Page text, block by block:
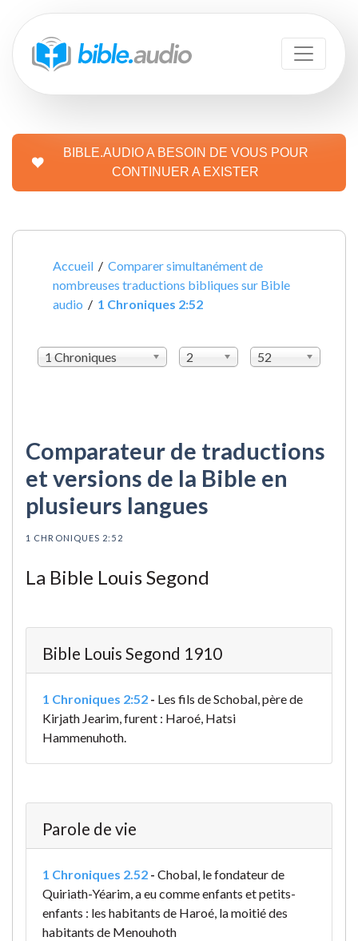
BIBLE.AUDIO A BESOIN DE VOUS POUR
CONTINUER A EXISTER
Accueil /Comparer simultanément de
nombreuses traductions bibliques sur Bible
audio / 1 Chroniques 2:52
1 Chroniques 2 52
Comparateur de traductions
et versions de la Bible en
plusieurs langues
1 CHRONIQUES 2:52
La Bible Louis Segond
Bible Louis Segond 1910
1 Chroniques 2:52 - Les fils de Schobal, père de
Kirjath Jearim, furent : Haroé, Hatsi
Hammenuhoth.
Parole de vie
1 Chroniques 2.52 - Chobal, le fondateur de
Quiriath-Yéarim, a eu comme enfants et petits-
enfants : les habitants de Haroé, la moitié des
habitants de Menouhoth